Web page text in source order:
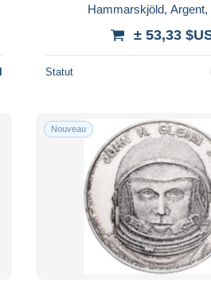
Hammarskjöld, Argent,
± 53,33
Statut
Nouveau